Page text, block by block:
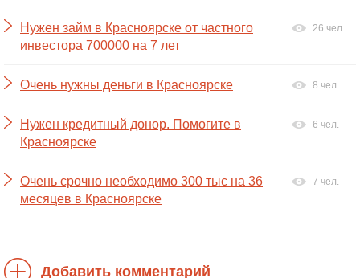
Нужен займ в Красноярске от частного
инвестора 700000 на 7 лет
26 чел.
Очень нужны деньги в Красноярске 8 чел.
Нужен кредитный донор. Помогите в
Красноярске
6 чел.
Очень срочно необходимо 300 тыс на 36
месяцев в Красноярске
7 чел.
Добавить комментарий